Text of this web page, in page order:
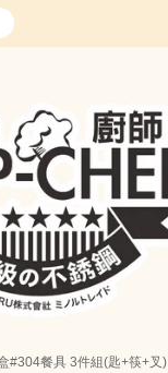
#304餐具 3件組(匙+筷+叉)